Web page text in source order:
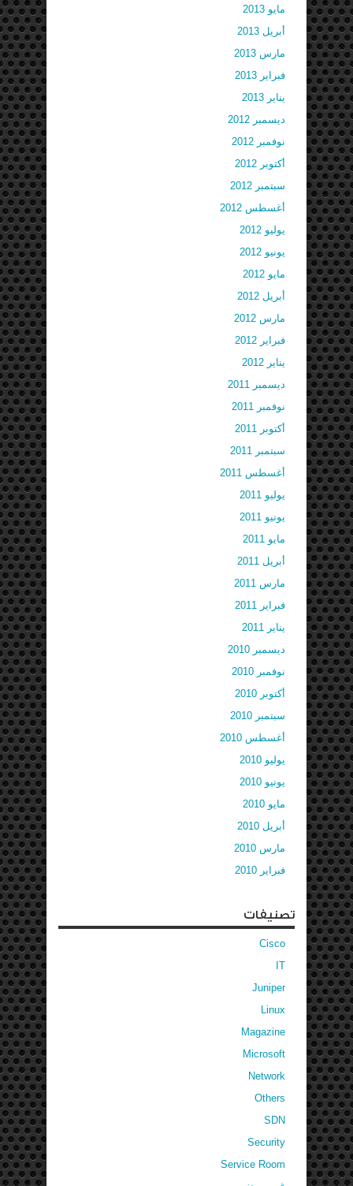
مايو 2013
أبريل 2013
مارس 2013
فبراير 2013
يناير 2013
ديسمبر 2012
نوفمبر 2012
أكتوبر 2012
سبتمبر 2012
أغسطس 2012
يوليو 2012
يونيو 2012
مايو 2012
أبريل 2012
مارس 2012
فبراير 2012
يناير 2012
ديسمبر 2011
نوفمبر 2011
أكتوبر 2011
سبتمبر 2011
أغسطس 2011
يوليو 2011
يونيو 2011
مايو 2011
أبريل 2011
مارس 2011
فبراير 2011
يناير 2011
ديسمبر 2010
نوفمبر 2010
أكتوبر 2010
سبتمبر 2010
أغسطس 2010
يوليو 2010
يونيو 2010
مايو 2010
أبريل 2010
مارس 2010
فبراير 2010
تصنيفات
Cisco
IT
Juniper
Linux
Magazine
Microsoft
Network
Others
SDN
Security
Service Room